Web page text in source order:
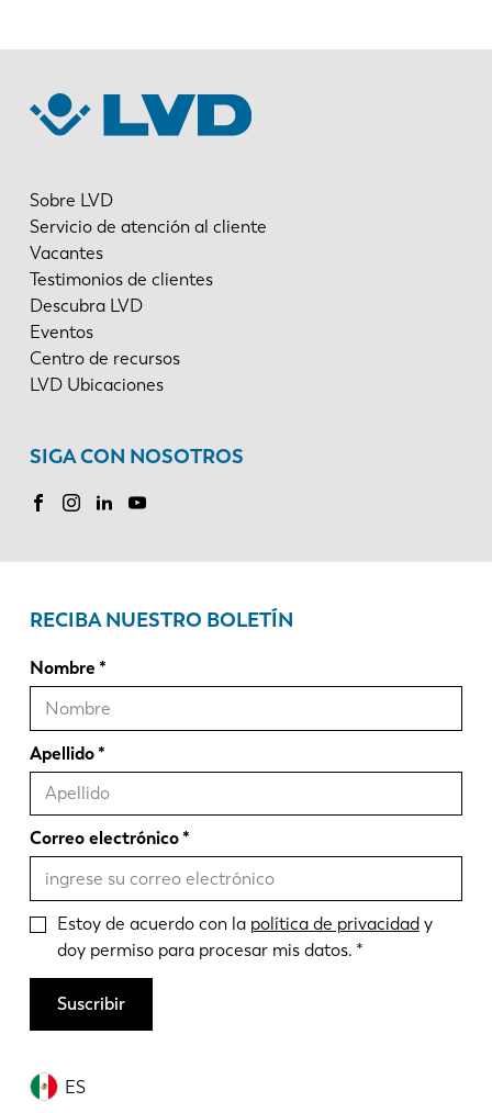
Sobre LVD
Servicio de atención al cliente
Vacantes
Testimonios de clientes
Descubra LVD
Eventos
Centro de recursos
LVD Ubicaciones
SIGA CON NOSOTROS
ES
RECIBA NUESTRO BOLETÍN
Nombre
Apellido
Correo electrónico
Estoy de acuerdo con la política de privacidady
doy permiso para procesar mis datos.
Suscribir